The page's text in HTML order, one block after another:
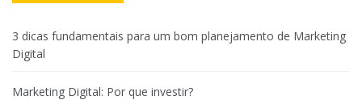
3 dicas fundamentais para um bom planejamento de Marketing
Digital
Marketing Digital: Por que investir?